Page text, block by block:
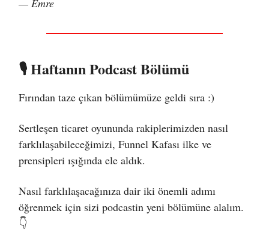
🎙 Haftanın Podcast Bölümü
Fırından taze çıkan bölümümüze geldi sıra :)
Sertleşen ticaret oyununda rakiplerimizden nasıl
farklılaşabileceğimizi, Funnel Kafası ilke ve
prensipleri ışığında ele aldık.
Nasıl farklılaşacağınıza dair iki önemli adımı
öğrenmek için sizi podcastin yeni bölümüne alalım.
👇